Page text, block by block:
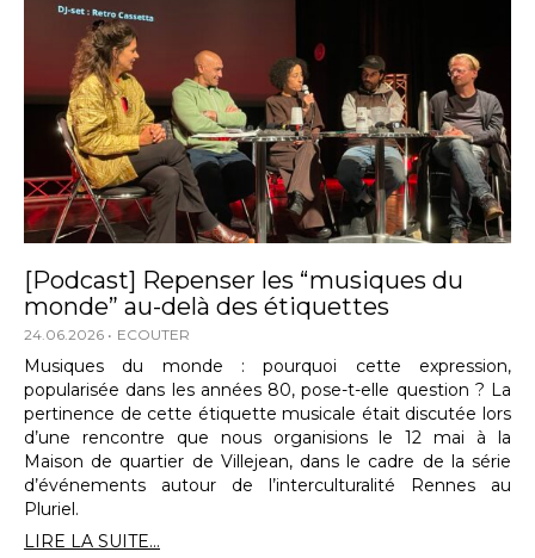
[Podcast] Repenser les “musiques du
monde” au-delà des étiquettes
24.06.2026 ECOUTER
Musiques du monde : pourquoi cette expression,
popularisée dans les années 80, pose-t-elle question ? La
pertinence de cette étiquette musicale était discutée lors
d’une rencontre que nous organisions le 12 mai à la
Maison de quartier de Villejean, dans le cadre de la série
d’événements autour de l’interculturalité Rennes au
Pluriel.
LIRE LA SUITE...